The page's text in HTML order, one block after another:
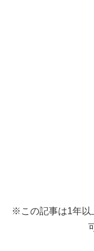
※この記事は1年以